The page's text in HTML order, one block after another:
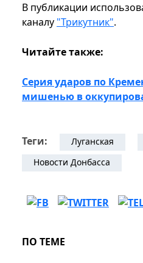
В публикации
каналу "Трикутник".
Читайте также:
Серия ударов по
мишенью в
Теги: Луганская
Новости Донбасса
ПО ТЕМЕ